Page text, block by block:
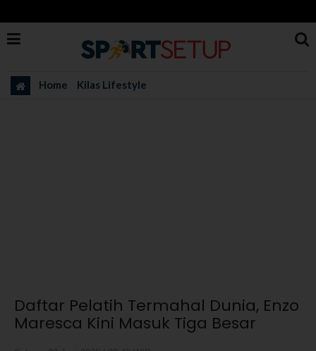
Home Kilas Lifestyle
Daftar Pelatih Termahal Dunia, Enzo
Maresca Kini Masuk Tiga Besar